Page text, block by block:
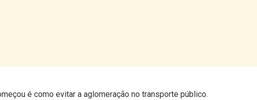
é como evitar a aglomeração no transporte público.